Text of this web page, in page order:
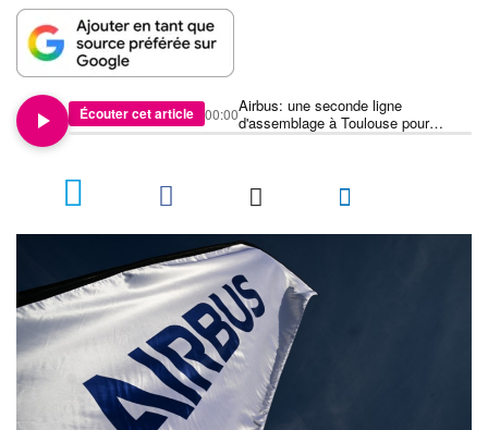
Écouter cet article
Airbus: une seconde ligne
d'assemblage à Toulouse pour
l'A320, "best-seller" mondial
00:00